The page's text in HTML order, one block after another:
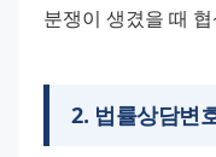
분쟁이 생겼을 때
2. 법률상담변